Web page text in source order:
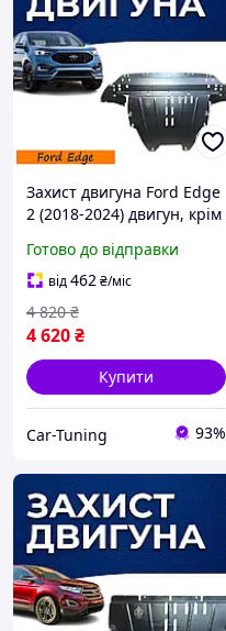
Захист двигуна Ford Edge
2 (2018-2024) двигун, крім
Закриває Радіатор, КПП і
ДВС піддон картера.
Готово до відправки
від462₴/міс
4 620₴
4 820 ₴
Купити
Car-Tuning 93%